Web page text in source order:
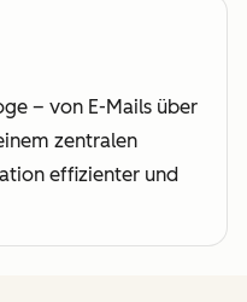
– von E-Mails über
zentralen
effizienter und